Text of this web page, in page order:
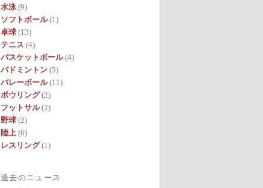
水泳(9)
ソフトボール(1)
卓球 (13)
テニス (4)
バスケットボール(4)
バドミントン (5)
バレーボール(11)
ボウリング(2)
フットサル(2)
野球 (2)
陸上 (6)
レスリング(1)
過去のニュース